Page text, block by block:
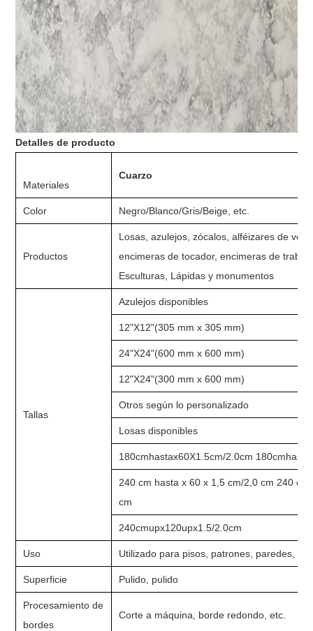
Detalles de producto
Materiales
Cuarzo
Color Negro/Blanco/Gris/Beige, etc.
Productos
Losas, azulejos, zócalos, alféizares de
encimeras de tocador, encimeras de
Esculturas, Lápidas y monumentos
Tallas
Azulejos disponibles
12"X12"(305 mm x 305 mm)
24"X24"(600 mm x 600 mm)
12"X24"(300 mm x 600 mm)
Otros según lo personalizado
Losas disponibles
180cmhastax60X1.5cm/2.0cm
240 cm hasta x 60 x 1,5 cm/2,0 cm 240
cm
240cmupx120upx1.5/2.0cm
Uso Utilizado para pisos, patrones, paredes,
Superficie Pulido, pulido
Procesamiento de
bordes
Corte a máquina, borde redondo, etc.